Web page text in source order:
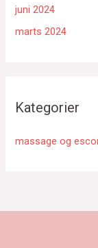
juni 2024
marts 2024
Kategorier
massage og